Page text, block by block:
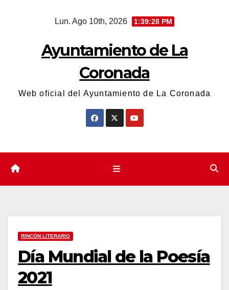
Lun. Ago 10th, 2026 1:39:28 PM
Ayuntamiento de La
Coronada
Web oficial del Ayuntamiento de La Coronada
RINCÓN LITERARIO
Día Mundial de la Poesía
2021